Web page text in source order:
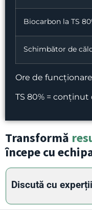
Biocarbon la TS
Schimbător de
Ore de
TS 80% = conținut
Transformă
începe cu
Discută cu